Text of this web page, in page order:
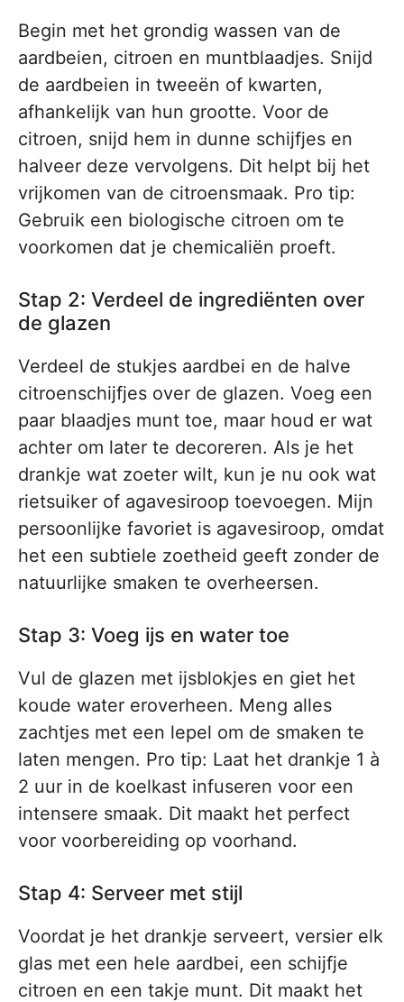
Begin met het grondig wassen van de
aardbeien, citroen en muntblaadjes. Snijd
de aardbeien in tweeën of kwarten,
afhankelijk van hun grootte. Voor de
citroen, snijd hem in dunne schijfjes en
halveer deze vervolgens. Dit helpt bij het
vrijkomen van de citroensmaak. Pro tip:
Gebruik een biologische citroen om te
voorkomen dat je chemicaliën proeft.
Stap 2: Verdeel de ingrediënten over
de glazen
Verdeel de stukjes aardbei en de halve
citroenschijfjes over de glazen. Voeg een
paar blaadjes munt toe, maar houd er wat
achter om later te decoreren. Als je het
drankje wat zoeter wilt, kun je nu ook wat
rietsuiker of agavesiroop toevoegen. Mijn
persoonlijke favoriet is agavesiroop, omdat
het een subtiele zoetheid geeft zonder de
natuurlijke smaken te overheersen.
Stap 3: Voeg ijs en water toe
Vul de glazen met ijsblokjes en giet het
koude water eroverheen. Meng alles
zachtjes met een lepel om de smaken te
laten mengen. Pro tip: Laat het drankje 1 à
2 uur in de koelkast infuseren voor een
intensere smaak. Dit maakt het perfect
voor voorbereiding op voorhand.
Stap 4: Serveer met stijl
Voordat je het drankje serveert, versier elk
glas met een hele aardbei, een schijfje
citroen en een takje munt. Dit maakt het